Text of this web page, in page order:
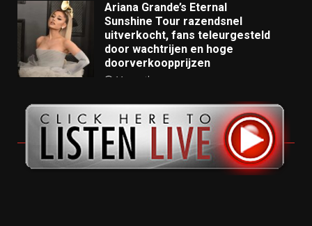
Ariana Grande’s Eternal
Sunshine Tour razendsnel
uitverkocht, fans teleurgesteld
door wachtrijen en hoge
doorverkoopprijzen
11 months ago